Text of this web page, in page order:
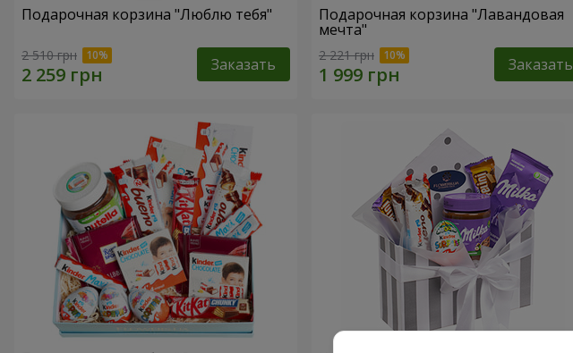
Подарочная корзина "Люблю тебя"
2 510 грн Заказать
Подарочная корзина "Лавандовая
мечта"
2 221 грн Заказать